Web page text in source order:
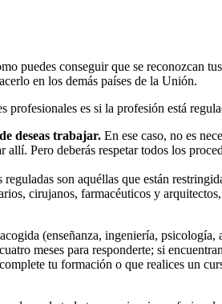
puedes conseguir que se reconozcan
en los demás países de la Unión.
es si la profesión está
deseas trabajar. En ese caso, no es
Pero deberás respetar todos los
reguladas son aquéllas que están
cirujanos, farmacéuticos y
(enseñanza, ingeniería,
meses para responderte; si
tu formación o que realices un